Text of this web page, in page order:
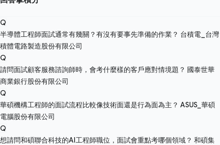
Q
半導體工程師面試通常有幾關？有沒有要事先準備的作業？ 台積電_台灣
積體電路製造股份有限公司
Q
請問面試顧客服務諮詢師時，會考什麼樣的客戶應對情境題？ 國泰世華
商業銀行股份有限公司
Q
華碩機構工程師的面試流程比較像技術面還是行為面為主？ ASUS_華碩
電腦股份有限公司
Q
想請問和碩聯合科技的AI工程師職位，面試會重點考哪個領域？ 和碩集